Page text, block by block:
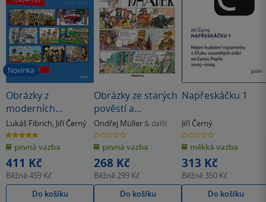
Novinka
Obrázky z
moderních
československých
dějin
Lukáš Fibrich Jiří Černý
5.0
z
5
hvězdiček
pevná vazba
411 Kč
Běžně459 Kč
Do košíku
Obrázky ze starých
pověstí a
Krakonošových
pohádek
Ondřej Müller & další
0.0
z
5
hvězdiček
pevná vazba
268 Kč
Běžně 299 Kč
Do košíku
Napřeskáčku 1
Jiří Černý
0.0
z
5
hvězdiček
měkká vazba
313 Kč
Běžně 350 Kč
Do košíku